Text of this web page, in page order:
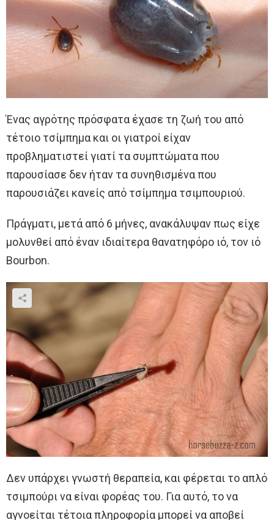
Ένας αγρότης πρόσφατα έχασε τη ζωή του από
τέτοιο τσίμπημα και οι γιατροί είχαν
προβληματιστεί γιατί τα συμπτώματα που
παρουσίασε δεν ήταν τα συνηθισμένα που
παρουσιάζει κανείς από τσίμπημα τσιμπουριού.
Πράγματι, μετά από 6 μήνες, ανακάλυψαν πως είχε
μολυνθεί από έναν ιδιαίτερα θανατηφόρο ιό, τον ιό
Bourbon.
Δεν υπάρχει γνωστή θεραπεία, και φέρεται το απλό
τσιμπούρι να είναι φορέας του. Για αυτό, το να
αγνοείται τέτοια πληροφορία μπορεί να αποβεί